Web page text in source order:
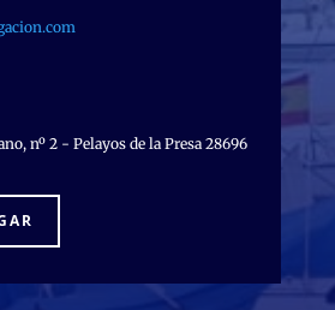
nº 2 - Pelayos de la Presa 28696